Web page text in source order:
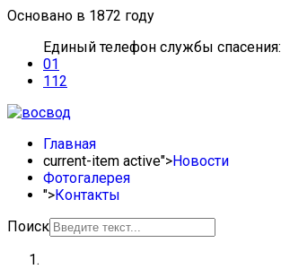
Основано в 1872 году
Единый телефон службы спасения:
01
112
Главная
current-item active">Новости
Фотогалерея
">Контакты
Поиск